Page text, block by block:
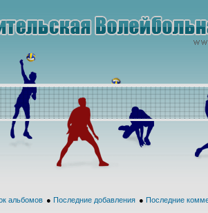
альбомов ● Последние добавления ● Последние